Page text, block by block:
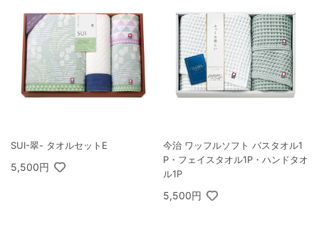
SUI-翠- タオルセットE
5,500円
今治 ワッフルソフト バスタオル1
P・フェイスタオル1P・ハンドタオ
ル1P
5,500円